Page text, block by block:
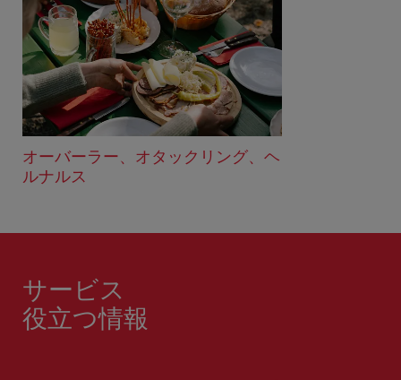
オーバーラー、オタックリング、ヘ
ルナルス
サービス
役立つ情報